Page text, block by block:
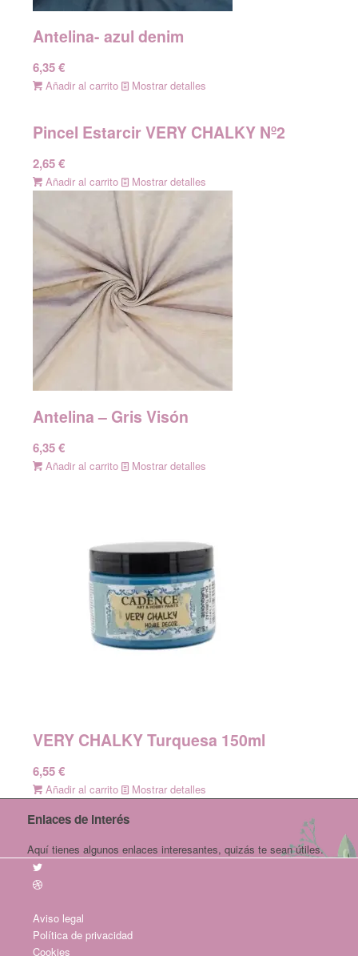
Antelina- azul denim
6,35€
Añadir al carrito Mostrar detalles
Pincel Estarcir VERY CHALKY Nº2
2,65€
Añadir al carrito Mostrar detalles
Antelina – Gris Visón
6,35€
Añadir al carrito Mostrar detalles
VERY CHALKY Turquesa 150ml
6,55€
Añadir al carrito Mostrar detalles
Enlaces de interés
Aquí tienes algunos enlaces interesantes, quizás te sean útiles.
Aviso legal
Política de privacidad
Cookies